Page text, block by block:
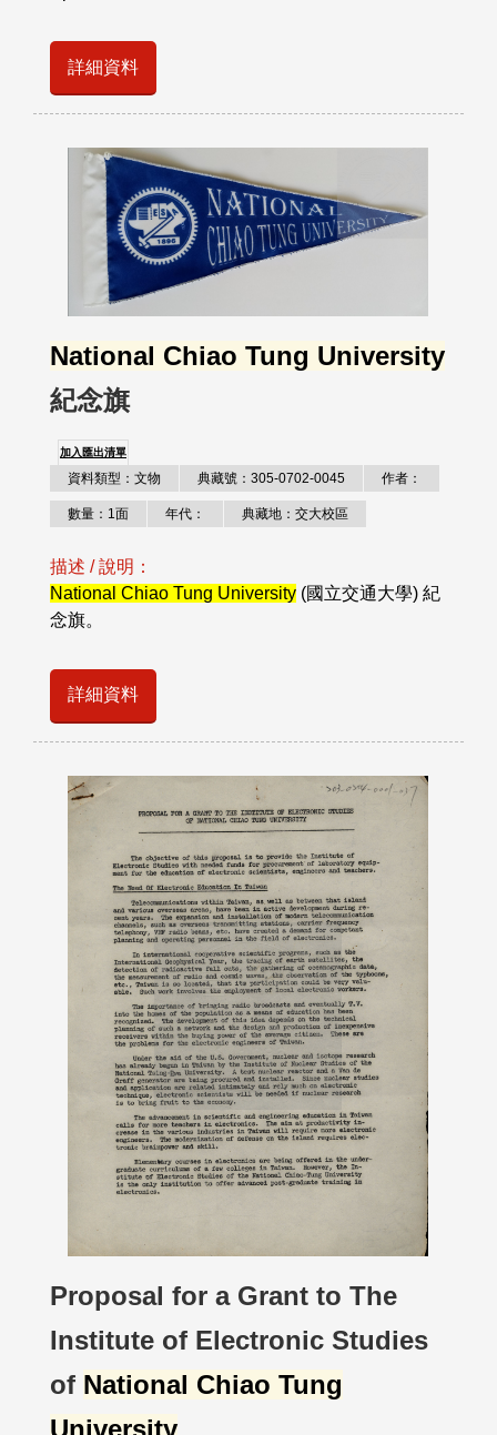
詳細資料
National Chiao Tung University
紀念旗
加入匯出清單
資料類型：文物 典藏號：305-0702-0045 作者：
數量：1面 年代： 典藏地：交大校區
描述 / 說明：
National Chiao Tung University (國立交通大學) 紀
念旗。
詳細資料
Proposal for a Grant to The
Institute of Electronic Studies
of National Chiao Tung